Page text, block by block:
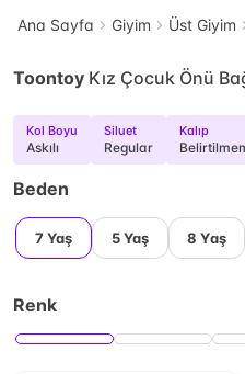
Ana Sayfa Giyim Üst Giyim
Toontoy Kız Çocuk Önü
Kol Boyu
Askılı
Siluet
Regular
Kalıp
Beden
7 Yaş 5 Yaş 8 Yaş
Renk